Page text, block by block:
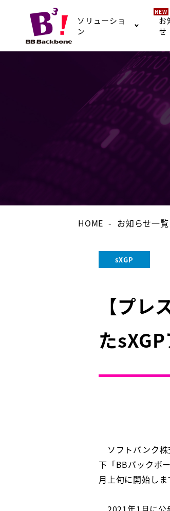
ソリューショ
ン
お
せ
NEW
HOME お知らせ一覧
sXGP
【プ
た
ソフトバンク
下「BBバックボ
月上旬に開始しま